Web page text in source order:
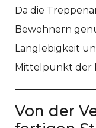
Da die
Bewohnern
Langlebigkeit
Mittelpunkt der
Von der